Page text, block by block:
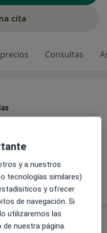
cita
Consultas
detalles
la experiencia
y a nuestros
tecnologías similares)
y ofrecer
de navegación. Si
utilizaremos las
nuestra página.